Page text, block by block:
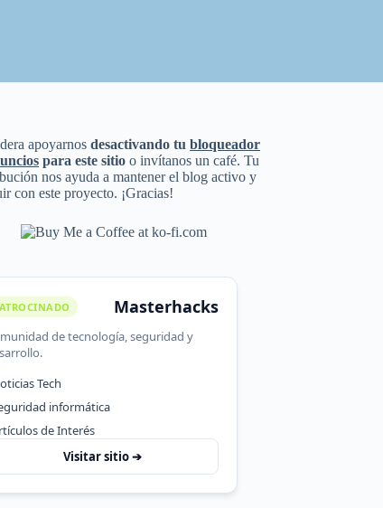
apoyarnosdesactivando tubloqueador
para este sitio o invítanos un café. Tu
nos ayuda a mantener el blog activo y
con este proyecto. ¡Gracias!
Masterhacks
de tecnología, seguridad y
Tech
informática
de Interés
Visitar sitio ➔